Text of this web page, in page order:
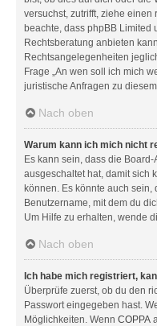
versuchst, zutrifft, ziehe einen
beachte, dass phpBB Limited
Rechtsberatung anbieten
Rechtsangelegenheiten
Frage „An wen soll ich mich
juristische Anfragen zu
Nach oben
Warum kann ich mich nicht
Es kann sein, dass die
ausgeschaltet hat, damit sich
können. Es könnte auch
Benutzername, mit dem du
Um Hilfe zu erhalten, wende
Nach oben
Ich habe mich registriert,
Überprüfe zuerst, ob du den
Passwort eingegeben hast.
Möglichkeiten. Wenn COPPA